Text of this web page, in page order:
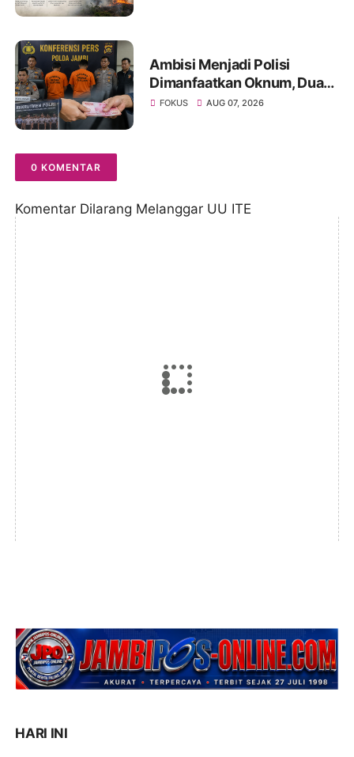
Ambisi Menjadi Polisi
Dimanfaatkan Oknum, Dua
Anggota Polda Jambi Diduga
FOKUS AUG 07, 2026
0 KOMENTAR
Komentar Dilarang Melanggar UU ITE
HARI INI